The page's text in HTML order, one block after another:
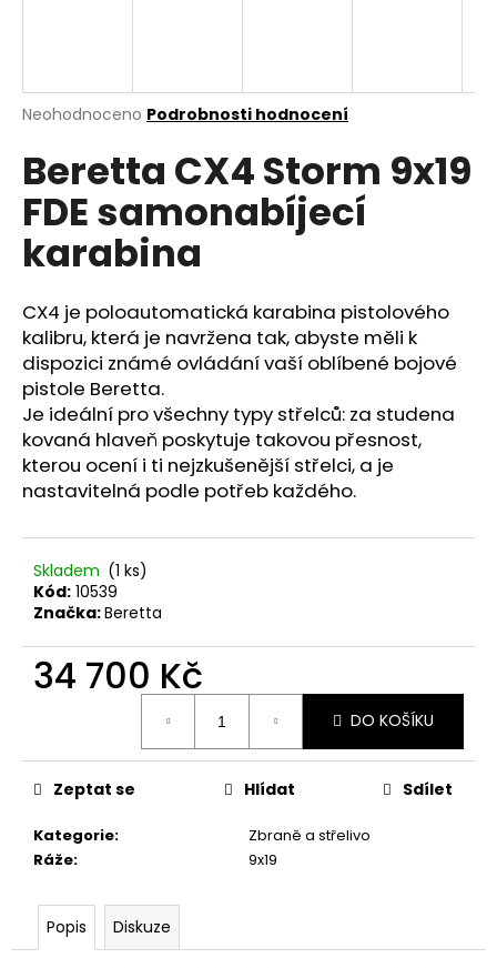
Průměrné
produktu
je
0,0
5
hvězdiček.
Neohodnoceno Podrobnosti hodnocení
Beretta CX4 Storm 9x19
FDE samonabíjecí
karabina
CX4 je poloautomatická karabina pistolového
kalibru, která je navržena tak, abyste měli k
dispozici známé ovládání vaší oblíbené bojové
pistole Beretta.
Je ideální pro všechny typy střelců: za studena
kovaná hlaveň poskytuje takovou přesnost,
kterou ocení i ti nejzkušenější střelci, a je
nastavitelná podle potřeb každého.
Skladem (1 ks)
Kód: 10539
Značka:Beretta
34 700 Kč
DO KOŠÍKU
Kategorie:
Zbraně a střelivo
Ráže: 9x19
Zeptat se Hlídat Sdílet
Popis Diskuze
í
t
D
o
p
o
r
u
č
e
m
e
BLASER
BOTKA
15MM
460
Kč